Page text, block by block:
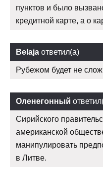
пунктов и было
кредитной карте, а о
Belaja ответил(а)
Рубежом будет не
Оленегонный
Сирийского
американской
манипулировать
в Литве.